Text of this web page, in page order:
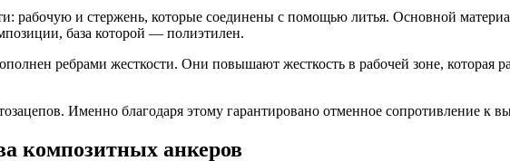
рабочую и стержень, которые соединены с помощью литья. Основной
база которой — полиэтилен.
ребрами жесткости. Они повышают жесткость в рабочей зоне, которая
Именно благодаря этому гарантировано отменное сопротивление к
композитных анкеров